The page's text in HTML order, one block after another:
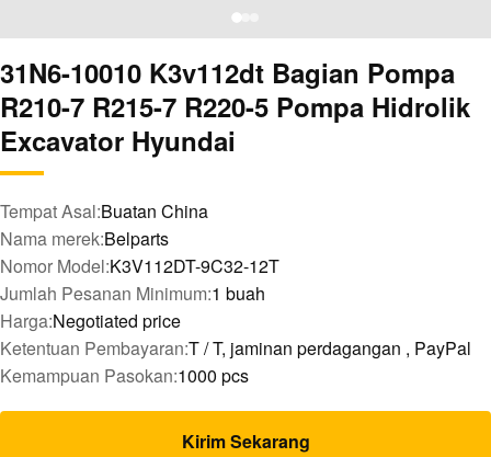
31N6-10010 K3v112dt Bagian Pompa
R210-7 R215-7 R220-5 Pompa Hidrolik
Excavator Hyundai
Tempat Asal:Buatan China
Nama merek:Belparts
Nomor Model:K3V112DT-9C32-12T
Jumlah Pesanan Minimum:1 buah
Harga:Negotiated price
Ketentuan Pembayaran:T / T, jaminan perdagangan , PayPal
Kemampuan Pasokan:1000 pcs
Kirim Sekarang